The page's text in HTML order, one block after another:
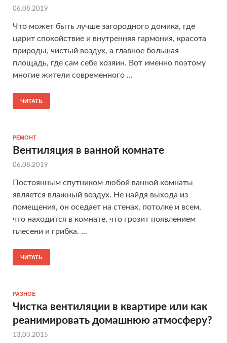
06.08.2019
Что может быть лучше загородного домика, где
царит спокойствие и внутренняя гармония, красота
природы, чистый воздух, а главное большая
площадь, где сам себе хозяин. Вот именно поэтому
многие жители современного ...
ЧИТАТЬ
РЕМОНТ
Вентиляция в ванной комнате
06.08.2019
Постоянным спутником любой ванной комнаты
является влажный воздух. Не найдя выхода из
помещения, он оседает на стенах, потолке и всем,
что находится в комнате, что грозит появлением
плесени и грибка. ...
ЧИТАТЬ
РАЗНОЕ
Чистка вентиляции в квартире или как
реанимировать домашнюю атмосферу?
13.03.2015